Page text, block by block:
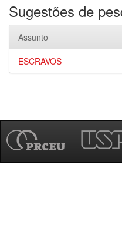
Sugestões de
Assunto
ESCRAVOS